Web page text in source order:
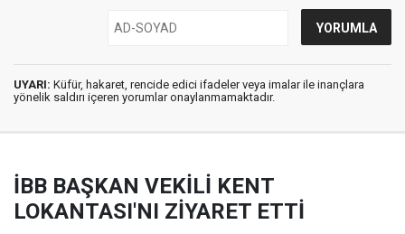
UYARI: Küfür, hakaret, rencide edici ifadeler veya imalar ile inançlara
yönelik saldırı içeren yorumlar onaylanmamaktadır.
İBB BAŞKAN VEKİLİ KENT
LOKANTASI'NI ZİYARET ETTİ